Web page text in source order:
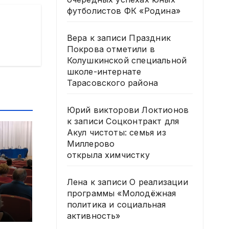
футболистов ФК «Родина»
Вера к записи Праздник
Покрова отметили в
Колушкинской специальной
школе-интернате
Тарасовского района
Юрий викторови Локтионов
к записиСоцконтракт для
Акул чистоты: семья из
Миллерово
открыла химчистку
Лена к записиО реализации
программы «Молодёжная
политика и социальная
активность»